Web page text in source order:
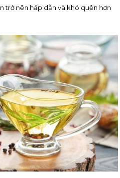
trở nên hấp dẫn và khó quên hơn